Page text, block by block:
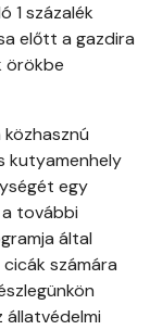
1 százalék
előtt a gazdira
örökbe
kutyamenhely
egy
további
által
számára
állatvédelmi